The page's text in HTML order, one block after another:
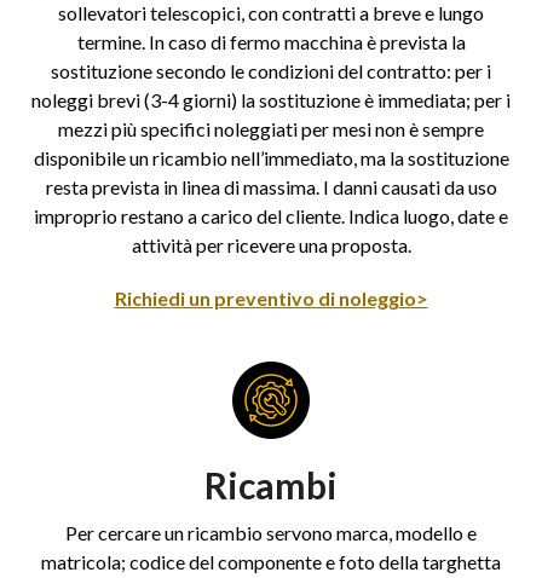
sollevatori telescopici, con contratti a breve e lungo
termine. In caso di fermo macchina è prevista la
sostituzione secondo le condizioni del contratto: per i
noleggi brevi (3-4 giorni) la sostituzione è immediata; per i
mezzi più specifici noleggiati per mesi non è sempre
disponibile un ricambio nell’immediato, ma la sostituzione
resta prevista in linea di massima. I danni causati da uso
improprio restano a carico del cliente. Indica luogo, date e
attività per ricevere una proposta.
Richiedi un preventivo di noleggio>
Ricambi
Per cercare un ricambio servono marca, modello e
matricola; codice del componente e foto della targhetta